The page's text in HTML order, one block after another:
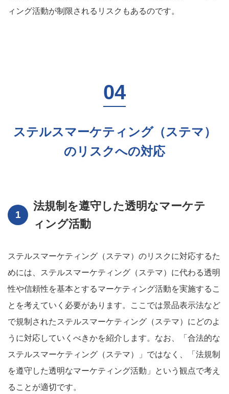
ィング活動が制限されるリスクもあるのです。
ステルスマーケティング（ステマ）
のリスクへの対応
法規制を遵守した透明なマーケテ
ィング活動
ステルスマーケティング（ステマ）のリスクに対応するた
めには、ステルスマーケティング（ステマ）に代わる透明
性や信頼性を基本とするマーケティング活動を実施するこ
とを考えていく必要があります。ここでは景品表示法など
で規制されたステルスマーケティング（ステマ）にどのよ
うに対応していくべきかを紹介します。なお、「合法的な
ステルスマーケティング（ステマ）」ではなく、「法規制
を遵守した透明なマーケティング活動」という観点で考え
ることが適切です。